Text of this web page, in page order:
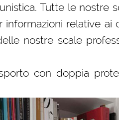
Tutte le nostre
relative ai
nostre scale
con doppia